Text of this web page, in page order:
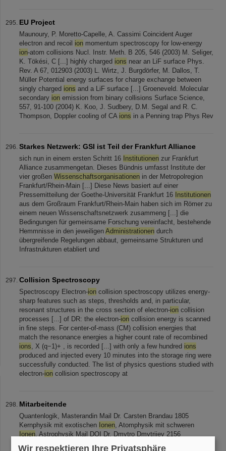
EU Project
Maunoury, P. Moretto-Capelle, A. Cassimi Coincident Auger
electron and recoil ion momentum spectroscopy for low-energy
ion-atom collisions Nucl. Instr. Meth. B 205, 546 (2003) M. Seliger,
K. Tökési, C [...] highly charged ions near an LiF surface Phys.
Rev. A 67, 012903 (2003) L. Wirtz, J. Burgdörfer, M. Dallos, T.
Müller Potential energy surfaces for charge exchange between
singly charged ions and a LiF surface [...] Groeneveld. Molecular
secondary ion emission from binary collisions Surface Science,
557, 91-100 (2004) K. Koo, J. Sudbery, D.M. Segal and R. C.
Thompson, Doppler cooling of CA ions in a Penning trap Phys Rev
Starkes Netzwerk: GSI ist Teil der Frankfurt Alliance
sich nun in einem ersten Schritt 16 Institutionen zur Frankfurt
Alliance zusammengetan. Dieses Bündnis umfasst Institute der
vier großen Wissenschaftsorganisationen in der Metropolregion
Frankfurt/Rhein-Main [...] Diese News basiert auf einer
Pressemitteilung der Goethe-Universität Frankfurt 16 Institutionen
aus dem Großraum Frankfurt/Rhein-Main haben sich im Römer zu
einem neuen Wissenschaftsnetzwerk zusammeng [...] die
Bedingungen für gemeinsame Forschung vereinfacht, bestehende
Hemmnisse in den jeweiligen Administrationen durch
übergreifende Regelungen abbaut, gemeinsame Strukturen und
Infrastrukturen etabliert und
Collision Spectroscopy
Spectroscopy Electron-ion collision spectroscopy utilizes energy-
sharp features such as steps, thresholds and, in particular,
resonant structures in the cross section of electron-ion collision
processes [...] of DR: the electron-ion collision energy is scanned
in ﬁne steps. For center-of-mass (CM) collision energies that
match the resonance energies a higher count rate of recombined
ions, X (q−1)+ , is recorded [...] with only a few hundred ions
produced and injected every 10 minutes into the storage ring were
successfully conducted. The list of physics questions studied with
electron-ion collision spectroscopy at
Mitarbeitende
Quantenlogik, Masterandin Mail Dr. Carsten Brandau 1805
Kernphysik mit exotischen Ionen, Atomphysik mit schweren
Ionen, Astrophysik Mail DOI Dr. Dmytro Dmytriiev 2156
Zerstörungsfreie elektromagnetische [...] Lestinsky 2724
Wir respektieren Ihre Privatsphäre